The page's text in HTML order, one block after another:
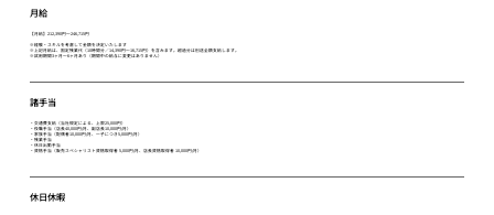
月給
【月給】212,390円～246,715円
※経験・スキルを考慮して金額を決定いたします
※上記月給は、固定残業代（10時間分／14,390円～16,715円）を含みます。超過分は別途全額支給します。
※試用期間3ヶ月～6ヶ月あり（期間中の給与に変更はありません）
諸手当
・交通費支給（当社規定による、上限25,000円）
・役職手当（店長40,000円/月、副店長10,000円/月）
・家族手当（配偶者10,000円/月、一子につき5,000円/月）
・残業手当
・休日出勤手当
・資格手当（販売スペシャリスト資格取得者 5,000円/月、店長資格取得者 10,000円/月）
休日休暇